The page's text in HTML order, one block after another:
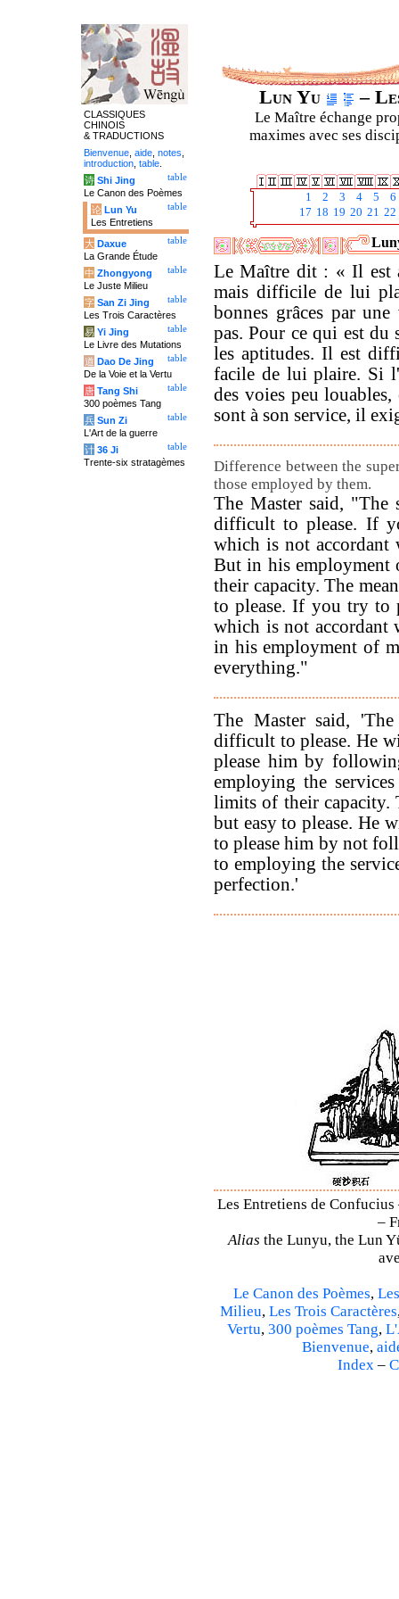
Lun Yu –
Le Maître échange
maximes avec ses
1 2 3 4 5
6
17 18 19 20 21 22
Le Maître dit : « Il est
mais difficile de lui
bonnes grâces par
pas. Pour ce qui est du
les aptitudes. Il est
facile de lui plaire. Si
des voies peu
sont à son service, il
Difference between the
those employed by them.
The Master said, "The
difficult to please. If
which is not
But in his employment
their capacity. The
to please. If you try to
which is not accordant
in his employment of
everything."
The Master said,
difficult to please. He
please him by
employing the
limits of their capacity.
but easy to please. He
to please him by not
to employing the
perfection.'
Les Entretiens de
–
Alias the Lunyu, the Lun
Le Canon des Poèmes,
Milieu, Les Trois Caractères
Vertu, 300 poèmes Tang,
Bienvenue,
Index –
CLASSIQUES
CHINOIS
& TRADUCTIONS
Bienvenue aide notes
introduction table
table
诗 Shi Jing
Le Canon des Poèmes
table
论 Lun Yu
Les Entretiens
table
大 Daxue
La Grande Étude
table
中 Zhongyong
Le Juste Milieu
table
字 San Zi Jing
Les Trois Caractères
table
易 Yi Jing
Le Livre des Mutations
table
道 Dao De Jing
De la Voie et la Vertu
table
唐 Tang Shi
300 poèmes Tang
table
兵 Sun Zi
L'Art de la guerre
table
计 36 Ji
Trente-six stratagèmes